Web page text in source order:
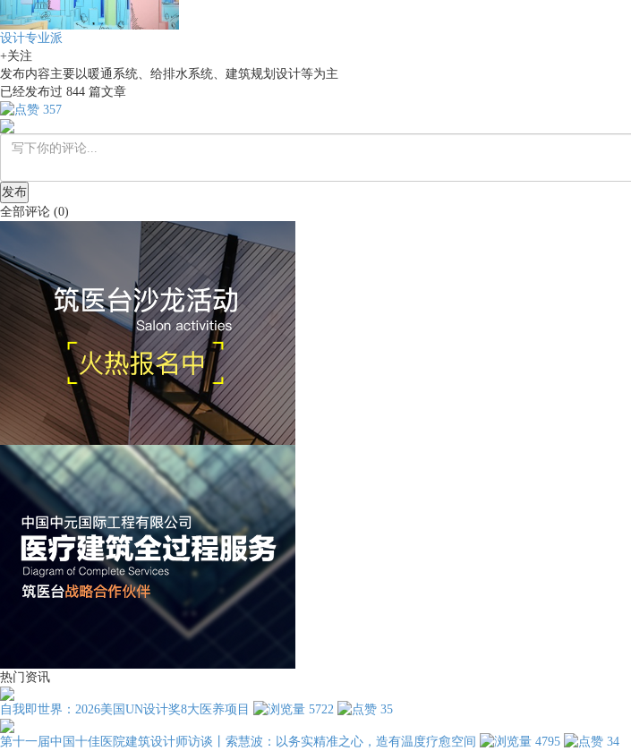
设计专业派
+关注
发布内容主要以暖通系统、给排水系统、建筑规划设计等为主
已经发布过 844 篇文章
357
发布
全部评论 (0)
热门资讯
自我即世界：2026美国UN设计奖8大医养项目 5722 35
第十一届中国十佳医院建筑设计师访谈丨索慧波：以务实精准之心，造有温度疗愈空间 4795 34